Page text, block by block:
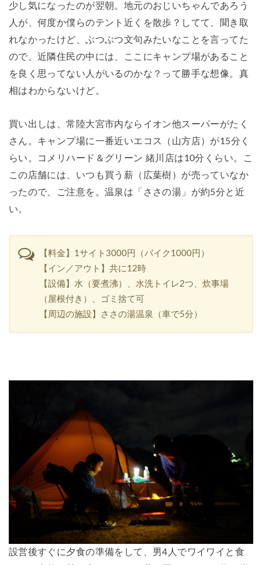
少し気になったのが翌朝。地元のおじいちゃんであろう
人が、何度か僕らのテント近くを散歩？してて、聞き取
れなかったけど、ぶつぶつ文句みたいなことを言ってた
ので、近隣住民の中には、ここにキャンプ場があること
を良く思ってない人がいるのかな？って勝手な想像。真
相はわからないけど。
買い出しは、常陸大宮市内ならイオン他スーパーがたく
さん。キャンプ場に一番近いエコス（山方店）が15分く
らい。コメリハード＆グリーン 緒川店は10分くらい。こ
この店舗には、いつも買う薪（広葉樹）が売っていなか
ったので、ご注意を。温泉は「ささの湯」が約5分と近
い。
【料金】1サイト3000円（バイク1000円）
【イン／アウト】共に12時
【設備】水（要煮沸）、水洗トイレ2つ、炊事場
（屋根付き）、ゴミ捨て可
【周辺の施設】ささの湯温泉（車で5分）
設営後すぐに夕食の準備をして、男4人でワイワイと食